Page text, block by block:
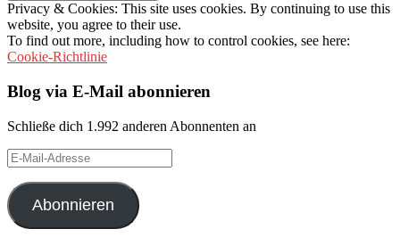
Privacy & Cookies: This site uses cookies. By continuing to use this
website, you agree to their use.
To find out more, including how to control cookies, see here:
Cookie-Richtlinie
Blog via E-Mail abonnieren
Schließe dich 1.992 anderen Abonnenten an
E-
Mail-
Adresse
Abonnieren